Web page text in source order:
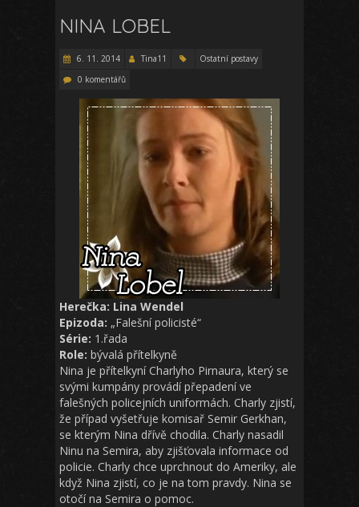
NINA LOBEL
6. 11. 2014 Tina11
Ostatní postavy
0 komentářů
Herečka: Lina Wendel
Epizoda: „Falešní policisté“
Série: 1.řada
Role: bývalá přítelkyně
Nina je přítelkyní Charlyho Pirnaura, který se
svými kumpány provádí přepadení ve
falešných policejních uniformách. Charly zjistí,
že případ vyšetřuje komisař Semir Gerkhan,
se kterým Nina dřívě chodila. Charly nasadil
Ninu na Semira, aby zjišťovala informace od
policie. Charly chce uprchnout do Ameriky, ale
když Nina zjistí, co je na tom pravdy. Nina se
otočí na Semira o pomoc.